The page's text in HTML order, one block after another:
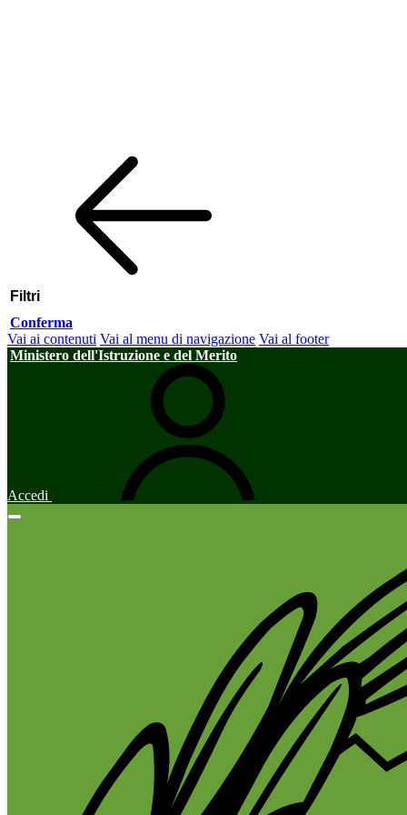
Filtri
Conferma
Vai ai contenuti Vai al menu di navigazione Vai al footer
Ministero dell'Istruzione e del Merito
Accedi